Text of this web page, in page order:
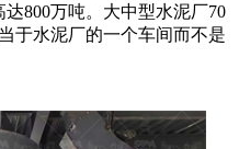
800万吨。大中型水泥厂70
于水泥厂的一个车间而不是